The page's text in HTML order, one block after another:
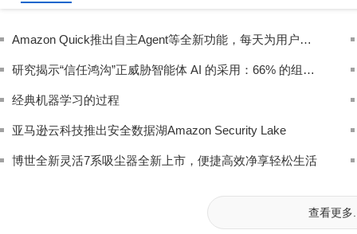
Amazon Quick推出自主Agent等全新功能，每天为用户节省数小时
研究揭示“信任鸿沟”正威胁智能体 AI 的采用：66% 的组织表示实时数据不可或缺
经典机器学习的过程
亚马逊云科技推出安全数据湖Amazon Security Lake
博世全新灵活7系吸尘器全新上市，便捷高效净享轻松生活
查看更多